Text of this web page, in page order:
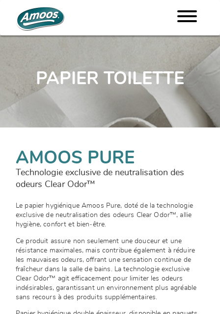
PAPIER TOILETTE
AMOOS PURE
Technologie exclusive de neutralisation des
odeurs Clear Odor™
Le papier hygiénique Amoos Pure, doté de la technologie
exclusive de neutralisation des odeurs Clear Odor™, allie
hygiène, confort et bien‑être.
Ce produit assure non seulement une douceur et une
résistance maximales, mais contribue également à réduire
les mauvaises odeurs, offrant une sensation continue de
fraîcheur dans la salle de bains. La technologie exclusive
Clear Odor™ agit efficacement pour limiter les odeurs
indésirables, garantissant un environnement plus agréable
sans recours à des produits supplémentaires.